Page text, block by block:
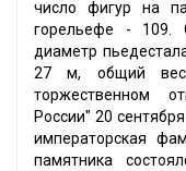
число фигур на
горельефе - 109.
диаметр
27 м, общий
торжественном
России" 20
императорская
памятника